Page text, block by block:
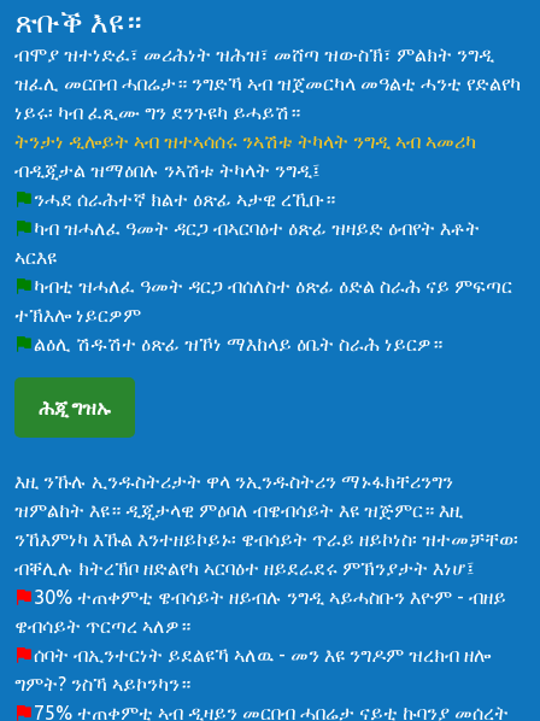
ጽቡቕ እዩ።
ብሞያ ዝተነድፈ፣ መሪሕነት ዝሕዝ፣ መሸጣ ዝውስኽ፣ ምልክት ንግዲ
ዝፈሊ መርበብ ሓበሬታ። ንግድኻ ኣብ ዝጀመርካላ መዓልቲ ሓንቲ የድልየካ
ነይሩ፡ ካብ ፈጺሙ ግን ደንጉዩካ ይሓይሽ።
ትንታነ ዲሎይት ኣብ ዝተኣሳሰሩ ንኣሽቱ ትካላት ንግዲ ኣብ ኣመሪካ
ብዲጂታል ዝማዕበሉ ንኣሽቱ ትካላት ንግዲ፤
ንሓደ ሰራሕተኛ ክልተ ዕጽፊ ኣታዊ ረኺቡ።
ካብ ዝሓለፈ ዓመት ዳርጋ ብኣርባዕተ ዕጽፊ ዝዛይድ ዕብየት እቶት
ኣርእዩ
ካብቲ ዝሓለፈ ዓመት ዳርጋ ብሰለስተ ዕጽፊ ዕድል ስራሕ ናይ ምፍጣር
ተኽእሎ ነይርዎም
ልዕሊ ሽዱሽተ ዕጽፊ ዝኾነ ማእከላይ ዕቤት ስራሕ ነይርዎ።
ሕጂ ግዝኡ
እዚ ንኹሉ ኢንዱስትሪታት ዋላ ንኢንዱስትሪን ማኑፋክቸሪንግን
ዝምልከት እዩ። ዲጂታላዊ ምዕባለ ብዌብሳይት እዩ ዝጅምር። እዚ
ንኸእምነካ እኹል እንተዘይኮይኑ፡ ዌብሳይት ጥራይ ዘይኮነስ፡ ዝተመቻቸወ፡
ብቐሊሉ ክትረኽቦ ዘድልየካ ኣርባዕተ ዘይደራደሩ ምኽንያታት እነሆ፤
30% ተጠቀምቲ ዌብሳይት ዘይብሉ ንግዲ ኣይሓስቡን እዮም - ብዘይ
ዌብሳይት ጥርጣረ ኣለዎ።
ሰባት ብኢንተርነት ይደልዩኻ ኣለዉ - መን እዩ ንግዶም ዝረክብ ዘሎ
ግምት? ንስኻ ኣይኮንካን።
75% ተጠቀምቲ ኣብ ዲዛይን መርበብ ሓበሬታ ናይቲ ኩባንያ መሰረት